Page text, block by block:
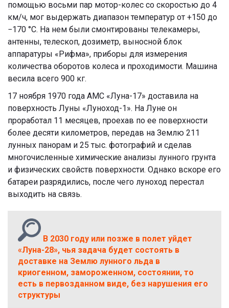
помощью восьми пар мотор-колес со скоростью до 4
км/ч, мог выдержать диапазон температур от +150 до
−170 °С. На нем были смонтированы телекамеры,
антенны, телескоп, дозиметр, выносной блок
аппаратуры «Рифма», приборы для измерения
количества оборотов колеса и проходимости. Машина
весила всего 900 кг.
17 ноября 1970 года АМС «Луна-17» доставила на
поверхность Луны «Луноход-1». На Луне он
проработал 11 месяцев, проехав по ее поверхности
более десяти километров, передав на Землю 211
лунных панорам и 25 тыс. фотографий и сделав
многочисленные химические анализы лунного грунта
и физических свойств поверхности. Однако вскоре его
батареи разрядились, после чего луноход перестал
выходить на связь.
В 2030 году или позже в полет уйдет
«Луна-28», чья задача будет состоять в
доставке на Землю лунного льда в
криогенном, замороженном, состоянии, то
есть в первозданном виде, без нарушения его
структуры